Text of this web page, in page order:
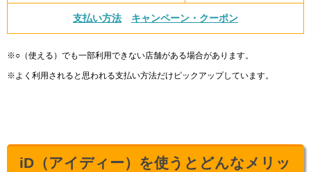
支払い方法 キャンペーン・クーポン
※○（使える）でも一部利用できない店舗がある場合があります。
※よく利用されると思われる支払い方法だけピックアップしています。
iD（アイディー）を使うとどんなメリッ